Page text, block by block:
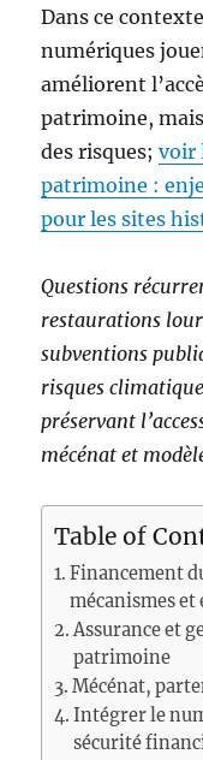
Dans ce
numériques
améliorent
patrimoine,
des risques;voir
patrimoine :
pour les sites
Questions
restaurations
subventions
risques
préservant
mécénat et
Table of
Financement
mécanismes et
Assurance et
patrimoine
Mécénat,
Intégrer le
sécurité